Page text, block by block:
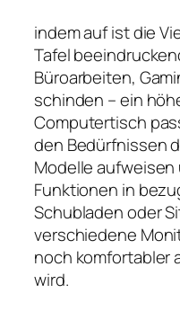
indem auf ist die
Tafel
Büroarbeiten,
schinden – ein
Computertisch
den Bedürfnissen
Modelle
Funktionen in
Schubladen oder
verschiedene
noch komfortabler
wird.